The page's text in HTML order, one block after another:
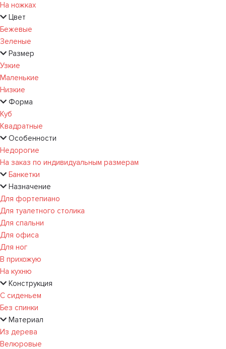
На ножках
Цвет
Бежевые
Зеленые
Размер
Узкие
Маленькие
Низкие
Форма
Куб
Квадратные
Особенности
Недорогие
На заказ по индивидуальным размерам
Банкетки
Назначение
Для фортепиано
Для туалетного столика
Для спальни
Для офиса
Для ног
В прихожую
На кухню
Конструкция
С сиденьем
Без спинки
Материал
Из дерева
Велюровые